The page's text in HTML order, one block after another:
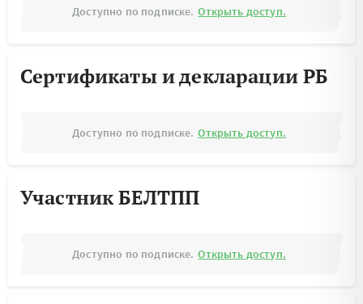
Доступно по подписке. Открыть доступ.
Сертификаты и декларации РБ
Доступно по подписке. Открыть доступ.
Участник БЕЛТПП
Доступно по подписке. Открыть доступ.